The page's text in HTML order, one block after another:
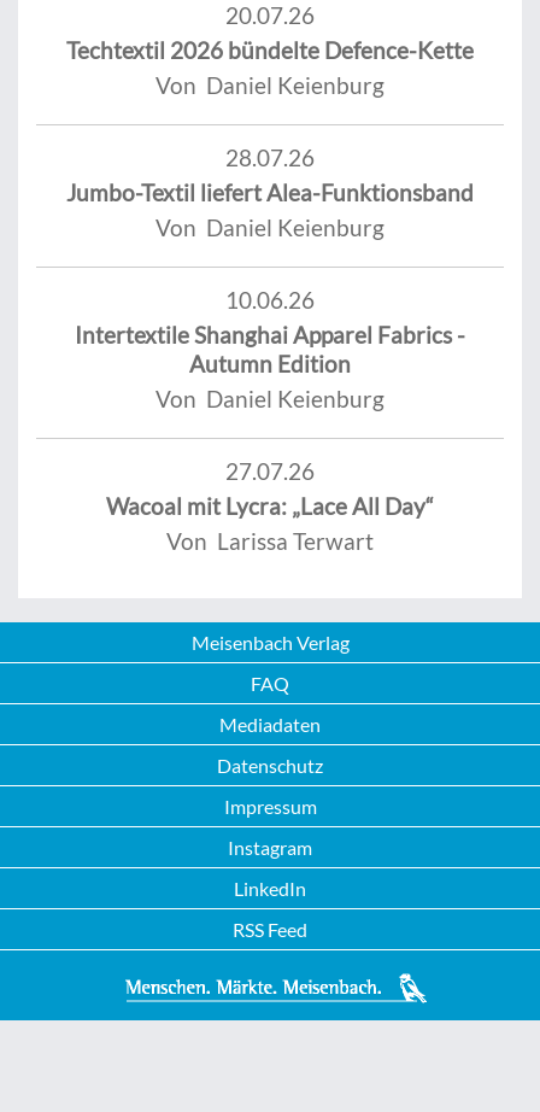
20.07.26
Techtextil 2026 bündelte Defence-Kette
Von Daniel Keienburg
28.07.26
Jumbo-Textil liefert Alea-Funktionsband
Von Daniel Keienburg
10.06.26
Intertextile Shanghai Apparel Fabrics -
Autumn Edition
Von Daniel Keienburg
27.07.26
Wacoal mit Lycra: „Lace All Day“
Von Larissa Terwart
Meisenbach Verlag
FAQ
Mediadaten
Datenschutz
Impressum
Instagram
LinkedIn
RSS Feed